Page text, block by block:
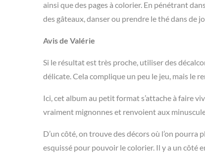
ainsi que des pages à colorier. En pénétrant
des gâteaux, danser ou prendre le thé dans de
Avis de Valérie
Si le résultat est très proche, utiliser des
délicate. Cela complique un peu le jeu, mais le
Ici, cet album au petit format s’attache à faire
vraiment mignonnes et renvoient aux
D’un côté, on trouve des décors où l’on
esquissé pour pouvoir le colorier. Il y a un côté